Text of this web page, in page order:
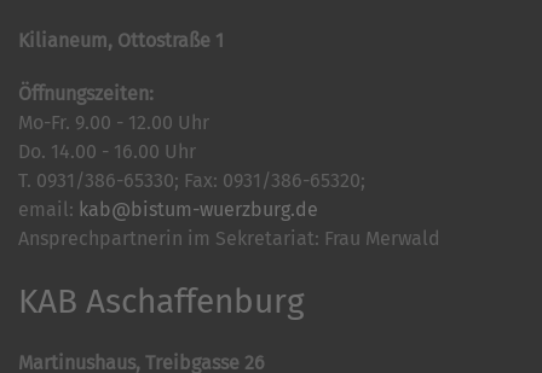
Kilianeum, Ottostraße 1
Öffnungszeiten:
Mo-Fr. 9.00 - 12.00 Uhr
Do. 14.00 - 16.00 Uhr
T. 0931/386-65330; Fax: 0931/386-65320;
email: kab@bistum-wuerzburg.de
Ansprechpartnerin im Sekretariat: Frau Merwald
KAB Aschaffenburg
Martinushaus, Treibgasse 26